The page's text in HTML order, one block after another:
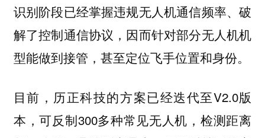
识别阶段已经掌握违规无人机通信频率、破
解了控制通信协议，因而针对部分无人机机
型能做到接管，甚至定位飞手位置和身份。
目前，历正科技的方案已经迭代至V2.0版
本，可反制300多种常见无人机，检测距离